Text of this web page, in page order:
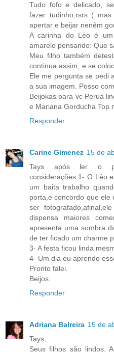
Tudo fofo e delicado,
fazer tudinho,rsrs (
apertar e beijar nenêm
A carinha do Léo é um
amarelo pensando: Que
Meu filho também
continua assim, e se
Ele me pergunta se pedi
a sua imagem. Posso
Beijokas para vc Perua
e Mariana Gorducha Top
Responder
Carine Gimenez 15 de
Tays após ler o
considerações:1- O Léo
um baita trabalho
porta,e concordo que ele
ser
dispensa maiores
apresenta uma sombra
de ter ficado um charme
3- A festa ficou linda
4- Um dia eu aprendo
Pronto falei.
Beijos.
Responder
Adriana Balreira 15 de
Tays,
Seus filhos são lindos.